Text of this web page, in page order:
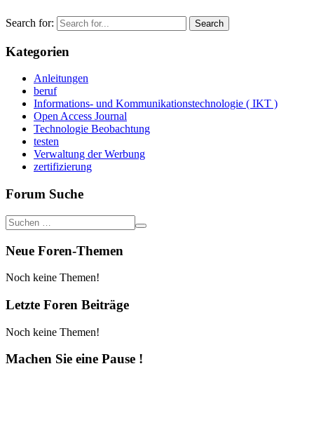
Search for:
Kategorien
Anleitungen
beruf
Informations- und Kommunikationstechnologie ( IKT )
Open Access Journal
Technologie Beobachtung
testen
Verwaltung der Werbung
zertifizierung
Forum Suche
Neue Foren-Themen
Noch keine Themen!
Letzte Foren Beiträge
Noch keine Themen!
Machen Sie eine Pause !